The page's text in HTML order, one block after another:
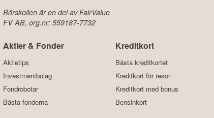
Börskollen är en del av FairValue
FV AB, org.nr: 559187-7732
Aktier & Fonder
Aktietips
Investmentbolag
Fondrobotar
Bästa fonderna
Kreditkort
Bästa kreditkortet
Kreditkort för resor
Kreditkort med bonus
Bensinkort